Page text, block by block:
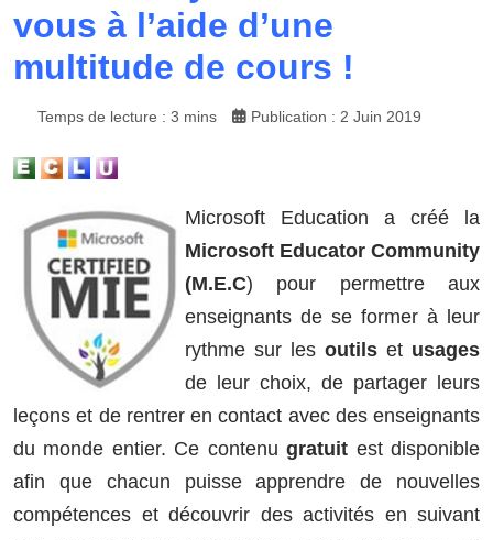
vous à l’aide d’une
multitude de cours !
Temps de lecture : 3 mins Publication : 2 Juin 2019
Microsoft Education a créé la
Microsoft Educator Community
(M.E.C) pour permettre aux
enseignants de se former à leur
rythme sur les outils et usages
de leur choix, de partager leurs
leçons et de rentrer en contact avec des enseignants
du monde entier. Ce contenugratuit est disponible
afin que chacun puisse apprendre de nouvelles
compétences et découvrir des activités en suivant